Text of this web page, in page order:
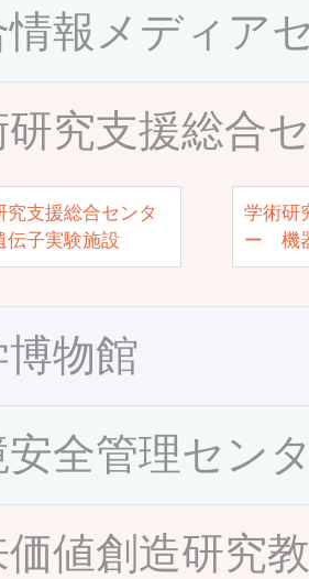
情報メディア
研究支援総合
究支援総合センタ
子実験施設
学術研
ー 機
物館
安全管理セン
価値創造研究